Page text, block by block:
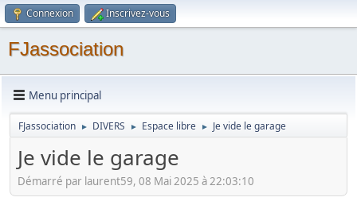
Connexion Inscrivez-vous
FJassociation
Menu principal
FJassociation ► DIVERS ► Espace libre ► Je vide le garage
Je vide le garage
Démarré par laurent59, 08 Mai 2025 à 22:03:10